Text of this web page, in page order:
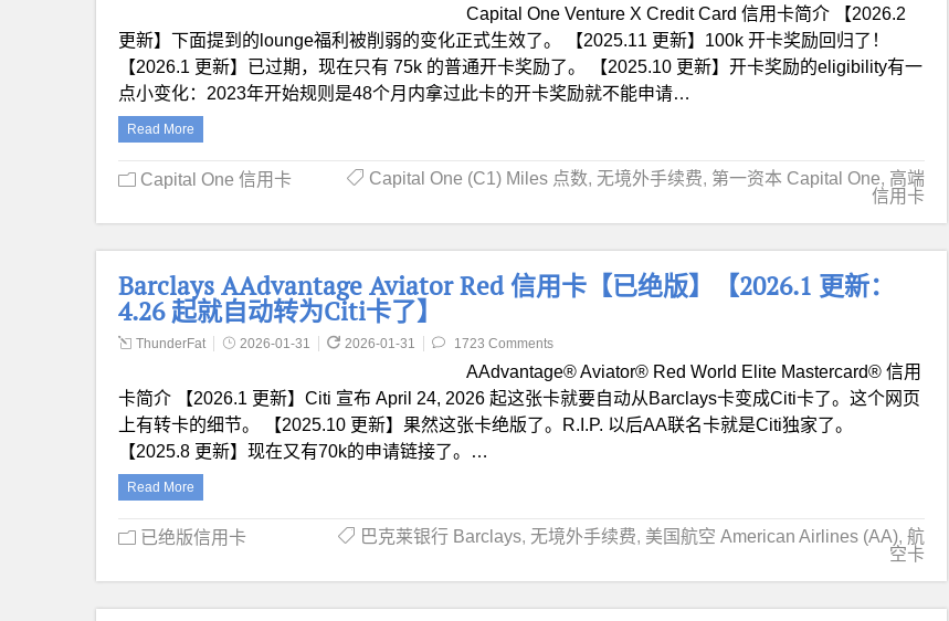
Capital One Venture X Credit Card 信用卡简介 【2026.2
更新】下面提到的lounge福利被削弱的变化正式生效了。 【2025.11 更新】100k 开卡奖励回归了！
【2026.1 更新】已过期，现在只有 75k 的普通开卡奖励了。 【2025.10 更新】开卡奖励的eligibility有一
点小变化：2023年开始规则是48个月内拿过此卡的开卡奖励就不能申请…
Read More
Capital One 信用卡 Capital One (C1) Miles 点数, 无境外手续费, 第一资本 Capital One, 高端
信用卡
Barclays AAdvantage Aviator Red 信用卡【已绝版】【2026.1 更新：
4.26 起就自动转为Citi卡了】
ThunderFat 2026-01-31 2026-01-31 1723 Comments
AAdvantage® Aviator® Red World Elite Mastercard® 信用
卡简介 【2026.1 更新】Citi 宣布 April 24, 2026 起这张卡就要自动从Barclays卡变成Citi卡了。这个网页
上有转卡的细节。 【2025.10 更新】果然这张卡绝版了。R.I.P. 以后AA联名卡就是Citi独家了。
【2025.8 更新】现在又有70k的申请链接了。…
Read More
已绝版信用卡 巴克莱银行 Barclays, 无境外手续费, 美国航空 American Airlines (AA), 航
空卡